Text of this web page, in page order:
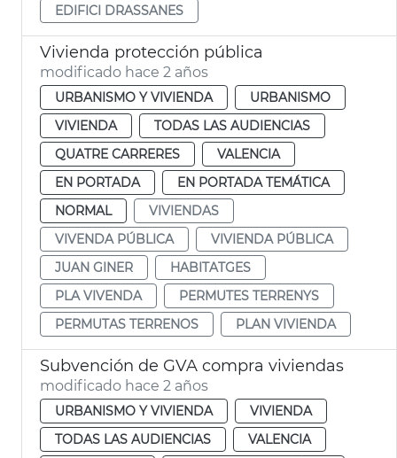
EDIFICI DRASSANES
Vivienda protección pública
modificado hace 2 años
URBANISMO Y VIVIENDA
URBANISMO
VIVIENDA
TODAS LAS AUDIENCIAS
QUATRE CARRERES
VALENCIA
EN PORTADA
EN PORTADA TEMÁTICA
NORMAL
VIVIENDAS
VIVENDA PÚBLICA
VIVIENDA PÚBLICA
JUAN GINER
HABITATGES
PLA VIVENDA
PERMUTES TERRENYS
PERMUTAS TERRENOS
PLAN VIVIENDA
Subvención de GVA compra viviendas
modificado hace 2 años
URBANISMO Y VIVIENDA
VIVIENDA
TODAS LAS AUDIENCIAS
VALENCIA